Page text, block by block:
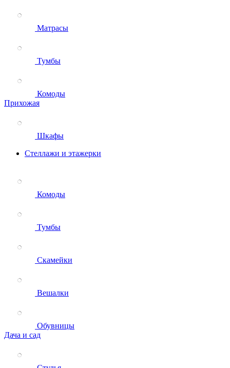
Матрасы
Тумбы
Комоды
Прихожая
Шкафы
Стеллажи и этажерки
Комоды
Тумбы
Скамейки
Вешалки
Обувницы
Дача и сад